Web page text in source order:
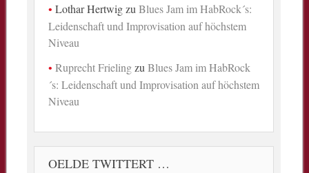
Lothar HertwigzuBlues Jam im HabRock´s:
Leidenschaft und Improvisation auf höchstem
Niveau
Ruprecht FrielingzuBlues Jam im HabRock
´s: Leidenschaft und Improvisation auf höchstem
Niveau
OELDE TWITTERT …